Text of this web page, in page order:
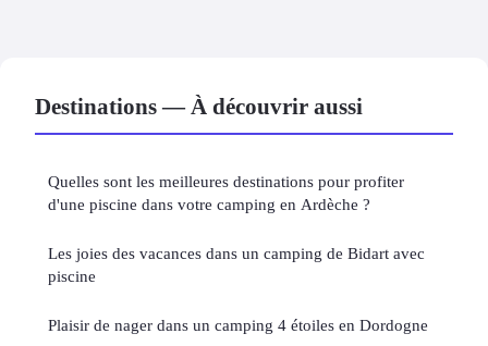
Destinations — À découvrir aussi
Quelles sont les meilleures destinations pour profiter
d'une piscine dans votre camping en Ardèche ?
Les joies des vacances dans un camping de Bidart avec
piscine
Plaisir de nager dans un camping 4 étoiles en Dordogne